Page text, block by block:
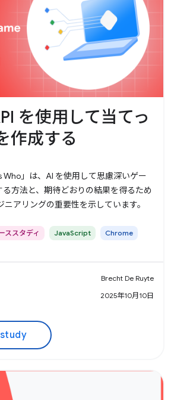
を使用して当てっ
作成する
Who」は、AI を使用して思慮深いゲー
方法と、期待どおりの結果を得るため
アリングの重要性を示しています。
ススタディ JavaScript Chrome
Brecht De Ruyte
2025年10月10日